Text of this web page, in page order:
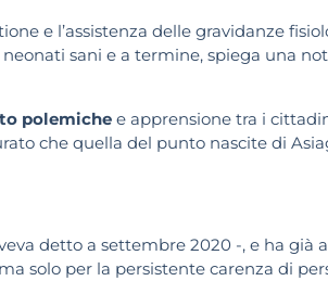
e l’assistenza delle gravidanze
sani e a termine, spiega una
polemiche e apprensione tra i
che quella del punto nascite di
detto a settembre 2020 -, e ha già
solo per la persistente carenza di